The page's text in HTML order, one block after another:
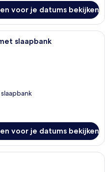
voor je datums bekijken
moderne woonkamer met een
slaapbank
voor je datums bekijken
moderne hotelkamer met een